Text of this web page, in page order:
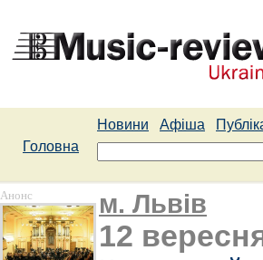
Новини Афіша
Головна
Анонс м. Львів
12